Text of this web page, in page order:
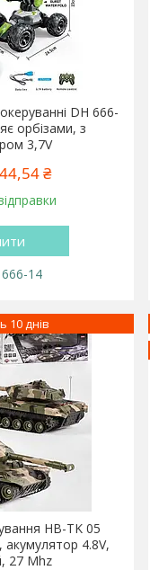
DH 666-
орбізами, з
3,7V
₴
14
10 днів
HB-TK 05
4.8V,
27 Mhz